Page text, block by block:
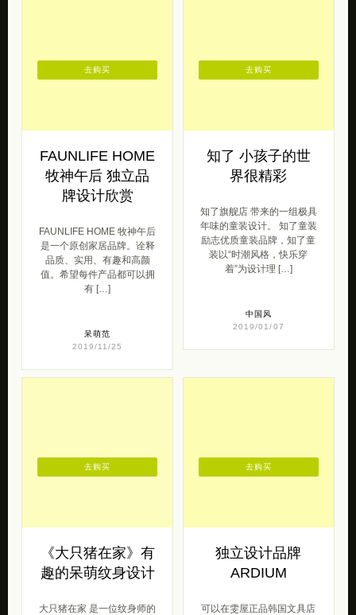
FAUNLIFE HOME
牧神午后 独立品
牌设计欣赏
FAUNLIFE HOME 牧神午后
是一个原创家居品牌。诠释
品质、实用、有趣和高颜
值。希望每件产品都可以拥
有 […]
呆萌范
2019/11/25
去购买
知了 小孩子的世
界很精彩
知了旗舰店 带来的一组极具
年味的童装设计。 知了童装
励志优质童装品牌，知了童
装以“时潮风格，快乐穿
着”为设计理 […]
中国风
2019/01/07
去购买
《大只猪在家》有
趣的呆萌纹身设计
大只猪在家 是一位纹身师的
去购买
独立设计品牌
ARDIUM
可以在雯屋正品韩国文具店
去购买